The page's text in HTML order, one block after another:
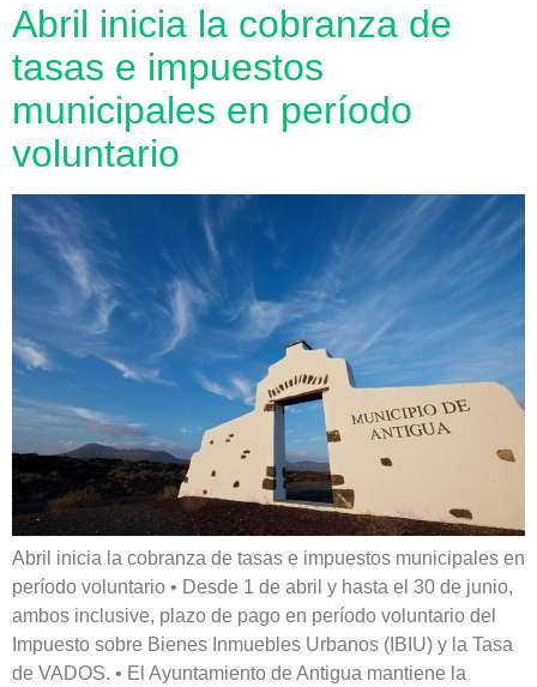
Abril inicia la cobranza de
tasas e impuestos
municipales en período
voluntario
Abril inicia la cobranza de tasas e impuestos municipales en
período voluntario • Desde 1 de abril y hasta el 30 de junio,
ambos inclusive, plazo de pago en período voluntario del
Impuesto sobre Bienes Inmuebles Urbanos (IBIU) y la Tasa
de VADOS. • El Ayuntamiento de Antigua mantiene la